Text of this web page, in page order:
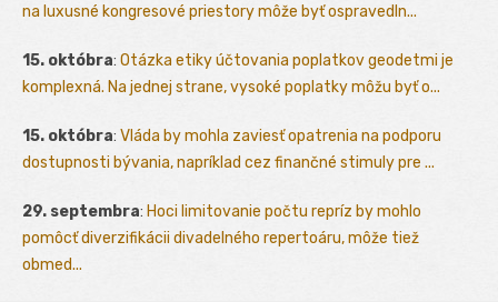
na luxusné kongresové priestory môže byť ospravedln...
15. októbra: Otázka etiky účtovania poplatkov geodetmi je
komplexná. Na jednej strane, vysoké poplatky môžu byť o...
15. októbra: Vláda by mohla zaviesť opatrenia na podporu
dostupnosti bývania, napríklad cez finančné stimuly pre ...
29. septembra: Hoci limitovanie počtu repríz by mohlo
pomôcť diverzifikácii divadelného repertoáru, môže tiež
obmed...